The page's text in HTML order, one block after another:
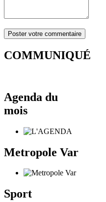
COMMUNIQUÉ
Agenda du
mois
Metropole Var
Sport